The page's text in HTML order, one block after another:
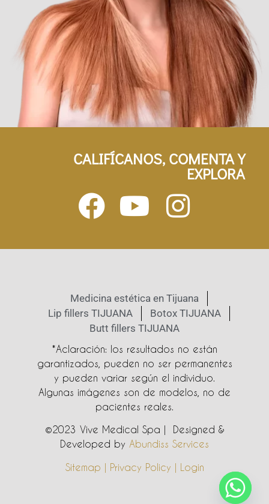
CALIFÍCANOS, COMENTA Y
EXPLORA
Medicina estética en Tijuana
Lip fillers TIJUANA
Botox TIJUANA
Butt fillers TIJUANA
*Aclaración: los resultados no están
garantizados, pueden no ser permanentes
y pueden variar según el individuo.
Algunas imágenes son de modelos, no de
pacientes reales.
©2023 Vive Medical Spa | Designed &
Developed by Abundiss Services
Sitemap | Privacy Policy | Login